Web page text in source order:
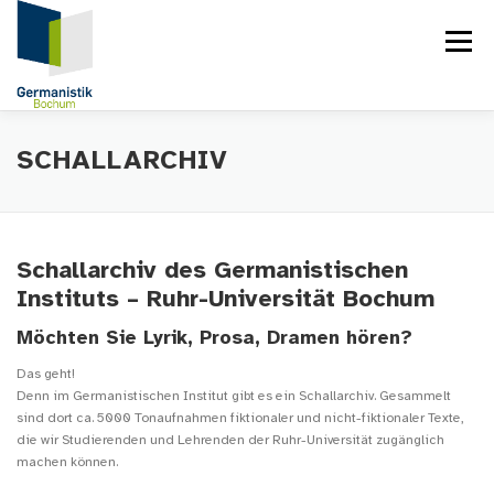
Menü
STARTSEITE DGSS-TAGUNG 25.-28.09.2014
VITA VON ANNETTE MÖNNICH SCHALLARCHIV
SCHALLARCHIV
Schallarchiv des Germanistischen
Instituts – Ruhr-Universität Bochum
Möchten Sie Lyrik, Prosa, Dramen hören?
Das geht!
Denn im Germanistischen Institut gibt es ein Schallarchiv. Gesammelt
sind dort ca. 5000 Tonaufnahmen fiktionaler und nicht-fiktionaler Texte,
die wir Studierenden und Lehrenden der Ruhr-Universität zugänglich
machen können.